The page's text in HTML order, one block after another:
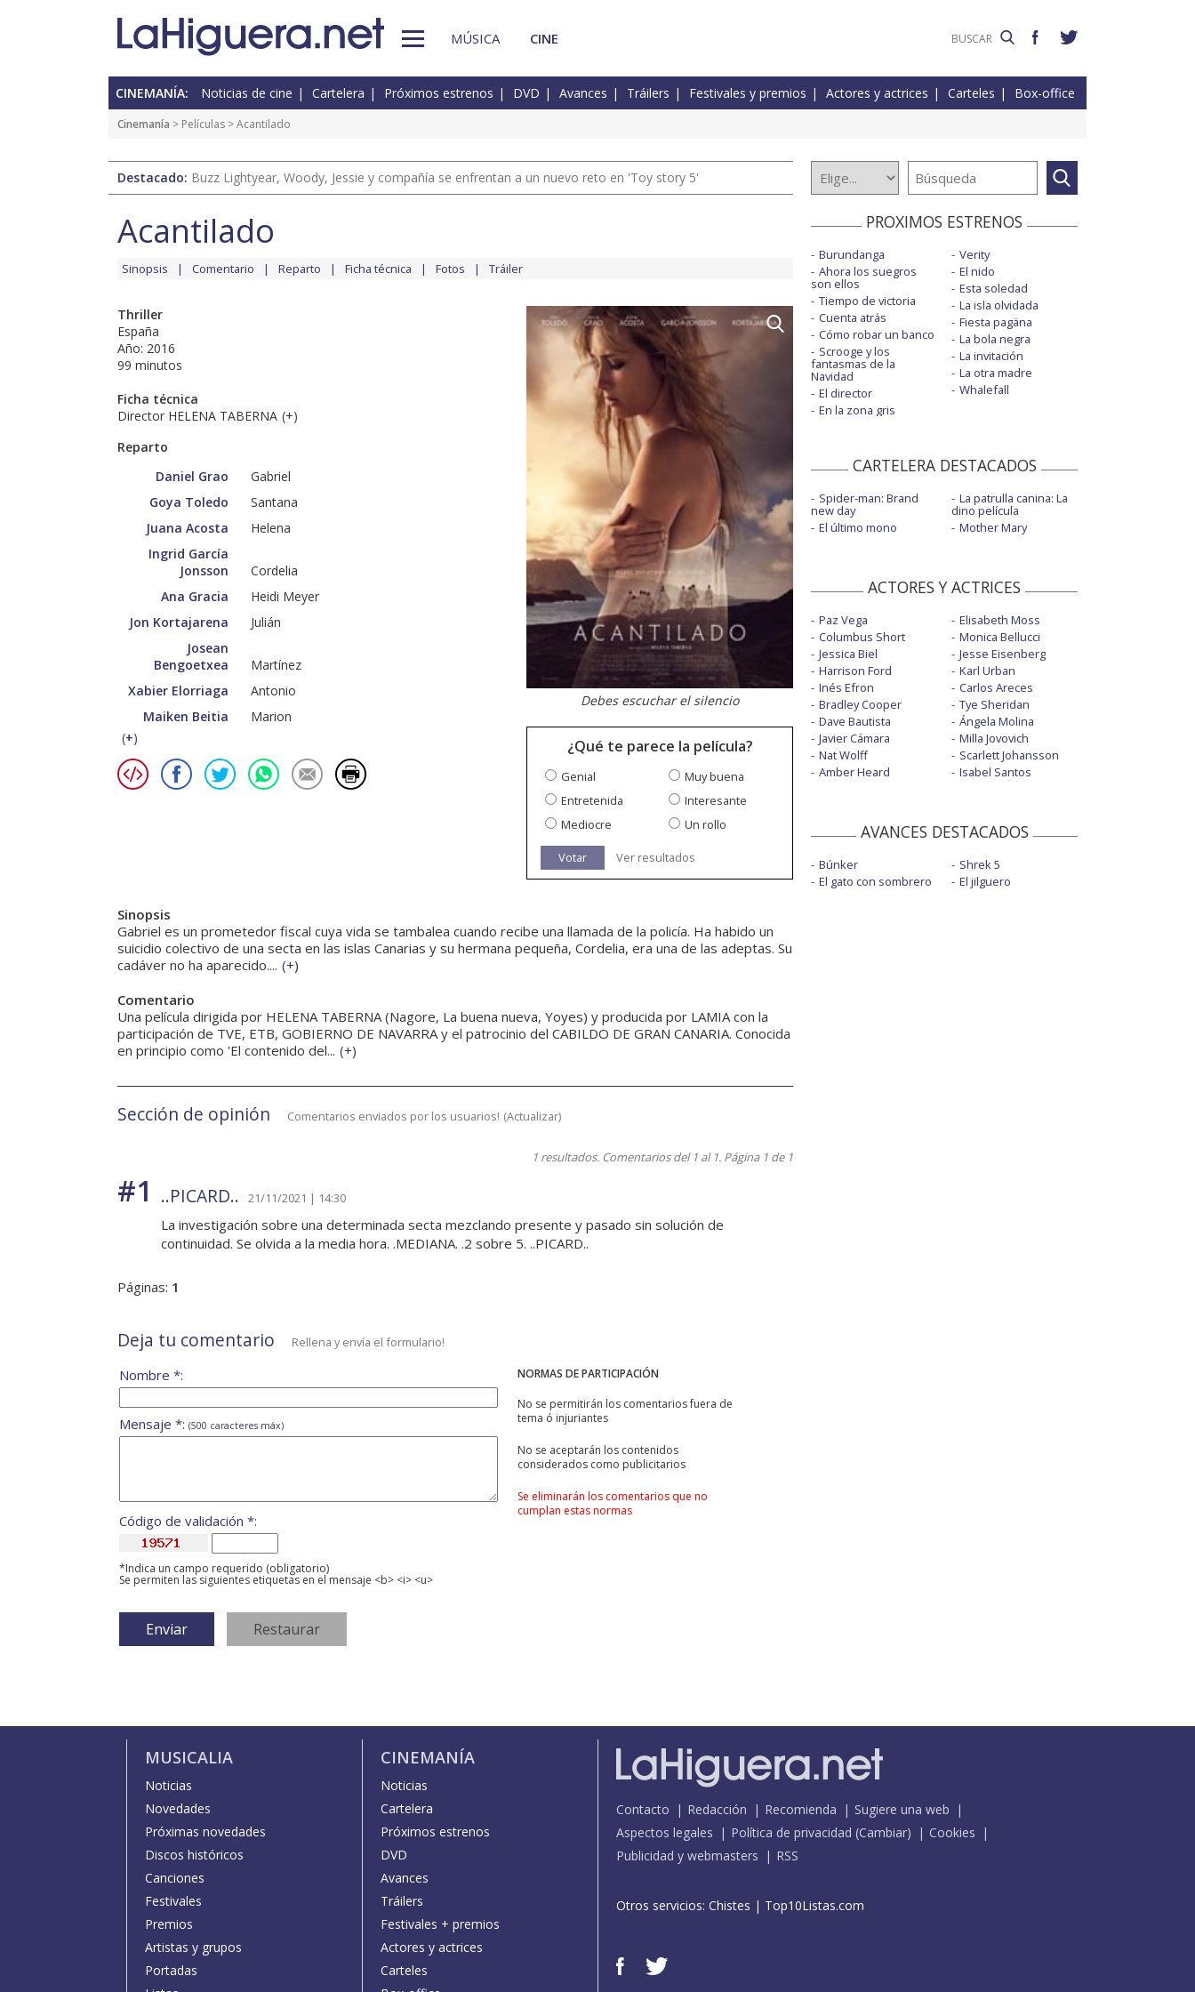
MÚSICA CINE
CINEMANÍA: Noticias de cine Cartelera Próximos estrenos DVD Avances Tráilers Festivales y premios Actores y actrices Carteles Box-office
Cinemanía > Películas > Acantilado
Destacado: Buzz Lightyear, Woody, Jessie y compañía se enfrentan a un nuevo reto en 'Toy story 5'
Acantilado
Sinopsis Comentario Reparto Ficha técnica Fotos Tráiler
Thriller
España
Año: 2016
99 minutos
Ficha técnica
Director HELENA TABERNA (+)
Reparto
Daniel Grao
Gabriel
Goya Toledo
Santana
Juana Acosta
Helena
Ingrid García
Jonsson
Cordelia
Ana Gracia
Heidi Meyer
Jon Kortajarena
Julián
Josean
Bengoetxea
Martínez
Xabier Elorriaga
Antonio
Maiken Beitia
Marion
(+)
Debes escuchar el silencio
¿Qué te parece la película?
Genial
Muy buena
Entretenida
Interesante
Mediocre
Un rollo
Votar Ver resultados
Sinopsis
Gabriel es un prometedor fiscal cuya vida se tambalea cuando recibe una llamada de la policía. Ha habido un
suicidio colectivo de una secta en las islas Canarias y su hermana pequeña, Cordelia, era una de las adeptas. Su
cadáver no ha aparecido.... (+)
Comentario
Una película dirigida por HELENA TABERNA (Nagore, La buena nueva, Yoyes) y producida por LAMIA con la
participación de TVE, ETB, GOBIERNO DE NAVARRA y el patrocinio del CABILDO DE GRAN CANARIA. Conocida
en principio como 'El contenido del... (+)
Sección de opinión Comentarios enviados por los usuarios! (Actualizar)
1 resultados. Comentarios del 1 al 1. Página 1 de 1
#1 ..PICARD.. 21/11/2021 | 14:30
La investigación sobre una determinada secta mezclando presente y pasado sin solución de
continuidad. Se olvida a la media hora. .MEDIANA. .2 sobre 5. ..PICARD..
Páginas: 1
Deja tu comentario Rellena y envía el formulario!
NORMAS DE PARTICIPACIÓN
No se permitirán los comentarios fuera de
tema ó injuriantes
No se aceptarán los contenidos
considerados como publicitarios
Se eliminarán los comentarios que no
cumplan estas normas
Nombre *:
Mensaje *: (500 caracteres máx)
Código de validación *:
*Indica un campo requerido (obligatorio)
Se permiten las siguientes etiquetas en el mensaje <b> <i> <u>
PROXIMOS ESTRENOS
Burundanga
Ahora los suegros
son ellos
Tiempo de victoria
Cuenta atrás
Cómo robar un banco
Scrooge y los
fantasmas de la
Navidad
El director
En la zona gris
Verity
El nido
Esta soledad
La isla olvidada
Fiesta pagäna
La bola negra
La invitación
La otra madre
Whalefall
CARTELERA DESTACADOS
Spider-man: Brand
new day
El último mono
La patrulla canina: La
dino película
Mother Mary
ACTORES Y ACTRICES
Paz Vega
Columbus Short
Jessica Biel
Harrison Ford
Inés Efron
Bradley Cooper
Dave Bautista
Javier Cámara
Nat Wolff
Amber Heard
Elisabeth Moss
Monica Bellucci
Jesse Eisenberg
Karl Urban
Carlos Areces
Tye Sheridan
Ángela Molina
Milla Jovovich
Scarlett Johansson
Isabel Santos
AVANCES DESTACADOS
Búnker
El gato con sombrero
Shrek 5
El jilguero
MUSICALIA
Noticias
Novedades
Próximas novedades
Discos históricos
Canciones
Festivales
Premios
Artistas y grupos
Portadas
CINEMANÍA
Noticias
Cartelera
Próximos estrenos
DVD
Avances
Tráilers
Festivales + premios
Actores y actrices
Carteles
Contacto Redacción Recomienda
Sugiere una web
Aspectos legales
Política de privacidad (Cambiar)
Cookies
Publicidad y webmasters
RSS
Otros servicios: Chistes | Top10Listas.com